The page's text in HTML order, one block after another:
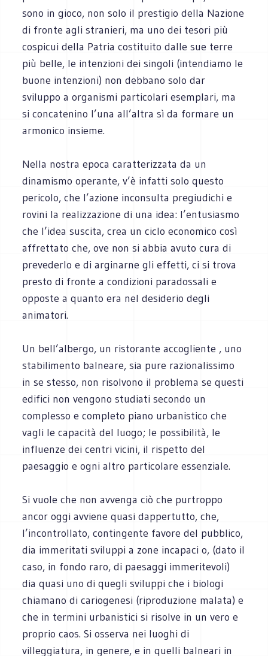
sono in gioco, non solo il prestigio della Nazione
di fronte agli stranieri, ma uno dei tesori più
cospicui della Patria costituito dalle sue terre
più belle, le intenzioni dei singoli (intendiamo le
buone intenzioni) non debbano solo dar
sviluppo a organismi particolari esemplari, ma
si concatenino l’una all’altra sì da formare un
armonico insieme.
Nella nostra epoca caratterizzata da un
dinamismo operante, v’è infatti solo questo
pericolo, che l’azione inconsulta pregiudichi e
rovini la realizzazione di una idea: l’entusiasmo
che l’idea suscita, crea un ciclo economico così
affrettato che, ove non si abbia avuto cura di
prevederlo e di arginarne gli effetti, ci si trova
presto di fronte a condizioni paradossali e
opposte a quanto era nel desiderio degli
animatori.
Un bell’albergo, un ristorante accogliente , uno
stabilimento balneare, sia pure razionalissimo
in se stesso, non risolvono il problema se questi
edifici non vengono studiati secondo un
complesso e completo piano urbanistico che
vagli le capacità del luogo; le possibilità, le
influenze dei centri vicini, il rispetto del
paesaggio e ogni altro particolare essenziale.
Si vuole che non avvenga ciò che purtroppo
ancor oggi avviene quasi dappertutto, che,
l’incontrollato, contingente favore del pubblico,
dia immeritati sviluppi a zone incapaci o, (dato il
caso, in fondo raro, di paesaggi immeritevoli)
dia quasi uno di quegli sviluppi che i biologi
chiamano di cariogenesi (riproduzione malata) e
che in termini urbanistici si risolve in un vero e
proprio caos. Si osserva nei luoghi di
villeggiatura, in genere, e in quelli balneari in